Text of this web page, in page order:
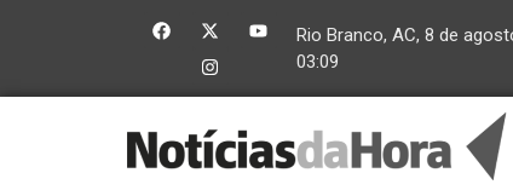
Rio Branco, AC, 8 de
03:09